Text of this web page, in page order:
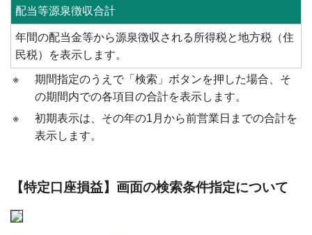
配当等源泉徴収合計
年間の配当金等から源泉徴収される所得税と地方税（住
民税）を表示します。
※
期間指定のうえで「検索」ボタンを押した場合、そ
の期間内での各項目の合計を表示します。
※
初期表示は、その年の1月から前営業日までの合計を
表示します。
【特定口座損益】画面の検索条件指定について